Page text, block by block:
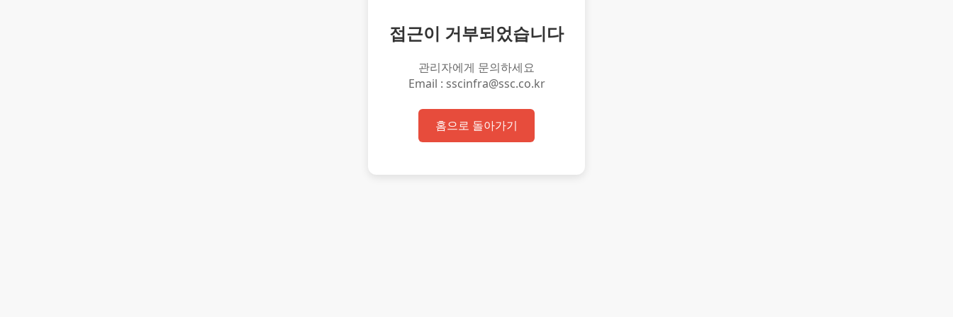
접근이 거부되었습니다
관리자에게 문의하세요
Email : sscinfra@ssc.co.kr
홈으로 돌아가기